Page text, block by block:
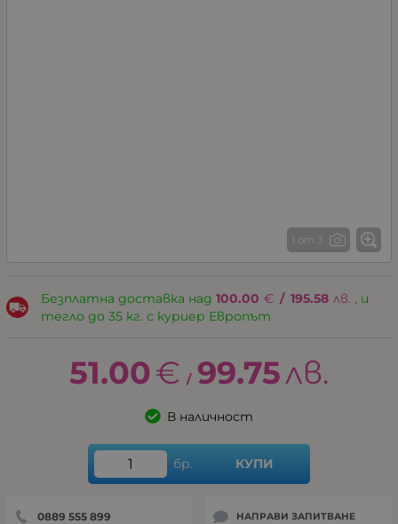
1 от 3
Безплатна доставка над 100.00 € / 195.58 лв. , и
тегло до 35 кг. с куриер Европът
51.00€ / 99.75лв.
В наличност
бр. КУПИ
0889 555 899 НАПРАВИ ЗАПИТВАНЕ